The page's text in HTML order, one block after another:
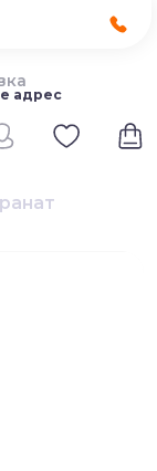
адрес